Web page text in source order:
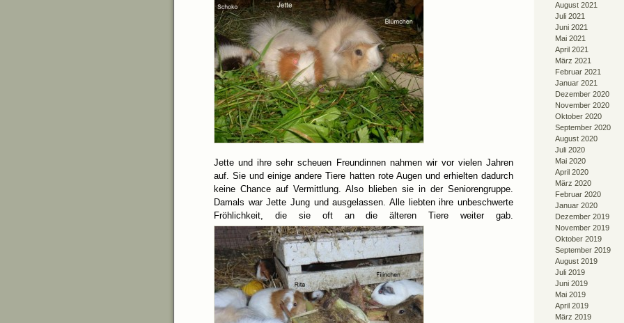
Jette und ihre sehr scheuen Freundinnen nahmen wir vor vielen Jahren
auf. Sie und einige andere Tiere hatten rote Augen und erhielten dadurch
keine Chance auf Vermittlung. Also blieben sie in der Seniorengruppe.
Damals war Jette Jung und ausgelassen. Alle liebten ihre unbeschwerte
Fröhlichkeit, die sie oft an die älteren Tiere weiter gab.
August 2021
Juli 2021
Juni 2021
Mai 2021
April 2021
März 2021
Februar 2021
Januar 2021
Dezember 2020
November 2020
Oktober 2020
September 2020
August 2020
Juli 2020
Mai 2020
April 2020
März 2020
Februar 2020
Januar 2020
Dezember 2019
November 2019
Oktober 2019
September 2019
August 2019
Juli 2019
Juni 2019
Mai 2019
April 2019
März 2019